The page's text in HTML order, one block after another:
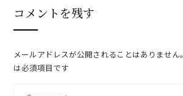
コメントを残す
メールアドレスが公開されることはありません。
は必須項目です